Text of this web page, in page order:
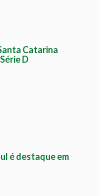
Catarina
D
é destaque em